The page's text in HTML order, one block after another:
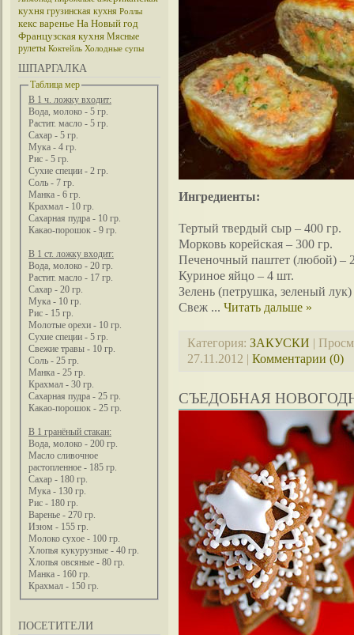
кухня грузинская кухня Роллы
кекс варенье На Новый год
Французская кухня Мясные
рулеты Коктейль Холодные супы
ШПАРГАЛКА
Таблица мер
В 1 ч. ложку входит:
Вода, молоко - 5 гр.
Растит. масло - 5 гр.
Сахар - 5 гр.
Мука - 4 гр.
Рис - 5 гр.
Сухие специи - 2 гр.
Соль - 7 гр.
Манка - 6 гр.
Крахмал - 10 гр.
Сахарная пудра - 10 гр.
Какао-порошок - 9 гр.
В 1 ст. ложку входит:
Вода, молоко - 20 гр.
Растит. масло - 17 гр.
Сахар - 20 гр.
Мука - 10 гр.
Рис - 15 гр.
Молотые орехи - 10 гр.
Сухие специи - 5 гр.
Свежие травы - 10 гр.
Соль - 25 гр.
Манка - 25 гр.
Крахмал - 30 гр.
Сахарная пудра - 25 гр.
Какао-порошок - 25 гр.
В 1 гранёный стакан:
Вода, молоко - 200 гр.
Масло сливочное
растопленное - 185 гр.
Сахар - 180 гр.
Мука - 130 гр.
Рис - 180 гр.
Варенье - 270 гр.
Изюм - 155 гр.
Молоко сухое - 100 гр.
Хлопья кукурузные - 40 гр.
Хлопья овсяные - 80 гр.
Манка - 160 гр.
Крахмал - 150 гр.
ПОСЕТИТЕЛИ
Ингредиенты:
Тертый твердый сыр – 400 гр.
Морковь корейская – 300 гр.
Печеночный паштет (любой) –
Куриное яйцо – 4 шт.
Зелень (петрушка, зеленый
Свеж ... Читать дальше »
Категория: ЗАКУСКИ |
27.11.2012 | Комментарии (0)
СЪЕДОБНАЯ